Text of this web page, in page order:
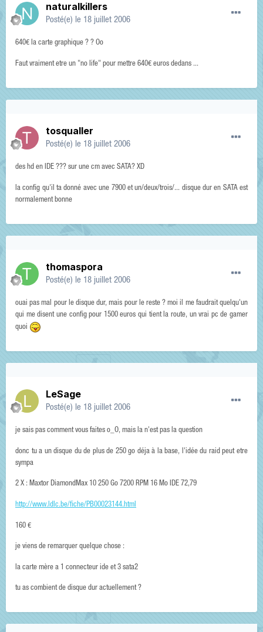
naturalkillers
Posté(e) le 18 juillet 2006
640€ la carte graphique ? ? Oo
Faut vraiment etre un "no life" pour mettre 640€ euros dedans ...
tosqualler
Posté(e) le 18 juillet 2006
des hd en IDE ??? sur une cm avec SATA? XD
la config qu'il ta donné avec une 7900 et un/deux/trois/... disque dur en SATA est
normalement bonne
thomaspora
Posté(e) le 18 juillet 2006
ouai pas mal pour le disque dur, mais pour le reste ? moi il me faudrait quelqu'un
qui me disent une config pour 1500 euros qui tient la route, un vrai pc de gamer
quoi
LeSage
Posté(e) le 18 juillet 2006
je sais pas comment vous faites o_O, mais la n'est pas la question
donc tu a un disque du de plus de 250 go déja à la base, l'idée du raid peut etre
sympa
2 X : Maxtor DiamondMax 10 250 Go 7200 RPM 16 Mo IDE 72,79
http://www.ldlc.be/fiche/PB00023144.html
160 €
je viens de remarquer quelque chose :
la carte mère a 1 connecteur ide et 3 sata2
tu as combient de disque dur actuellement ?